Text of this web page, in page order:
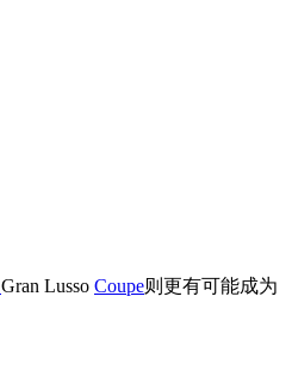
Gran Lusso Coupe则更有可能成为